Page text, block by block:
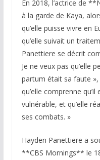
En 2018, l’actrice de
à la garde de Kaya,
qu’elle puisse vivre en
qu’elle suivait un
Panettiere se décrit
Je ne veux pas qu’elle
partum était sa faute »,
qu’elle comprenne
vulnérable, et qu’elle
ses combats. »
Hayden Panettiere a
**CBS Mornings** le